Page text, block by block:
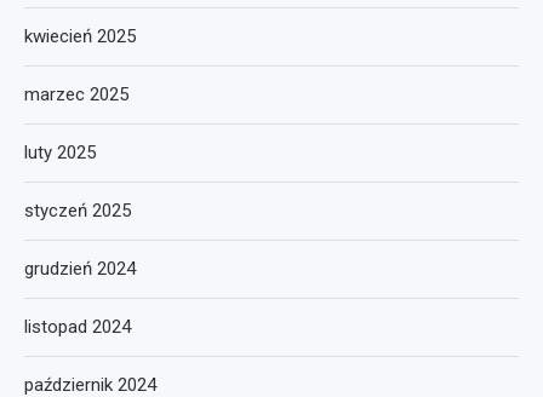
kwiecień 2025
marzec 2025
luty 2025
styczeń 2025
grudzień 2024
listopad 2024
październik 2024